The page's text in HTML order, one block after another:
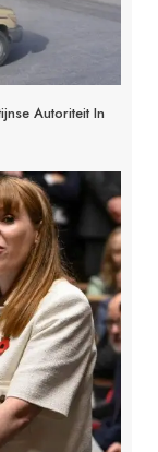
Autoriteit In